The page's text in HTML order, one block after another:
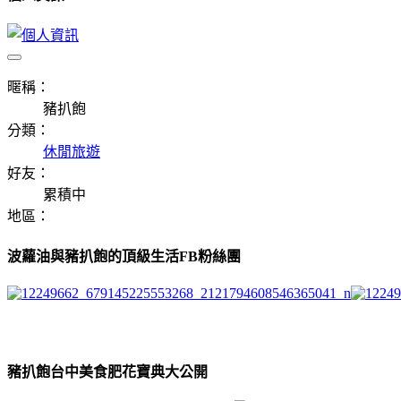
暱稱：
豬扒飽
分類：
休閒旅遊
好友：
累積中
地區：
波蘿油與豬扒飽的頂級生活FB粉絲團
豬扒飽台中美食肥花寶典大公開